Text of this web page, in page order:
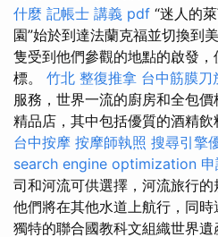
什麼 記帳士 講義 pdf “迷人的
園”始於到達法蘭克福並切換到
隻受到他們參觀的地點的啟發
標。 竹北 整復推拿 台中筋膜刀
服務，世界一流的廚房和全包
精品店，其中包括優質的酒精飲
台中按摩 按摩師執照 搜尋引擎
search engine optimization
司和河流可供選擇，河流旅行的
他們將在其他水道上航行，同
獨特的聯合國教科文組織世界遺